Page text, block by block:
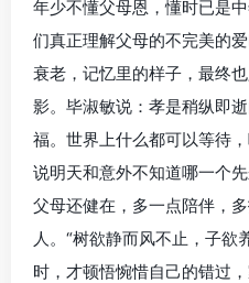
年少不懂父母恩，懂时已是
们真正理解父母的不完美的
衰老，记忆里的样子，最终
影。毕淑敏说：孝是稍纵即
福。世界上什么都可以等待
说明天和意外不知道哪一个
父母还健在，多一点陪伴，
人。“树欲静而风不止，子欲
时，才顿悟惋惜自己的错过